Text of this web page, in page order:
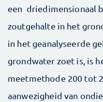
een driedimensionaal
zoutgehalte in het
in het geanalyseerde
grondwater zoet is, is
meetmethode 200 tot
aanwezigheid van